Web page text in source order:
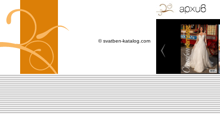
© svatben-katalog.com